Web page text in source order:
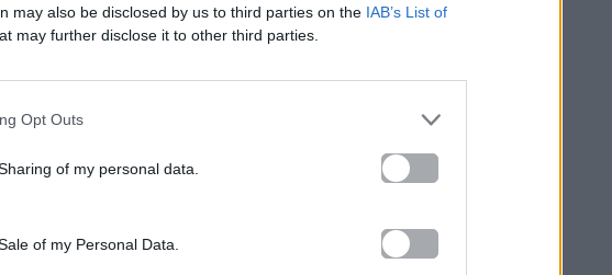
may also be disclosed by us to third parties on the IAB’s List of
may further disclose it to other third parties.
Opt Outs
of my personal data.
of my Personal Data.